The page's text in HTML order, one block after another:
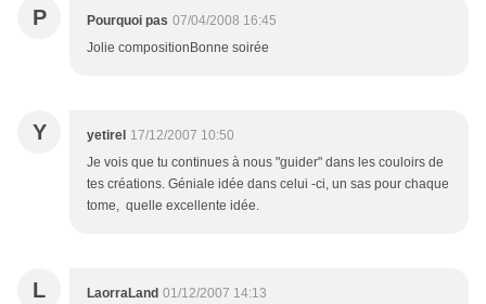
P Pourquoi pas 07/04/2008 16:45
Jolie compositionBonne soirée
Y yetirel 17/12/2007 10:50
Je vois que tu continues à nous "guider" dans les couloirs de
tes créations. Géniale idée dans celui -ci, un sas pour chaque
tome, quelle excellente idée.
L LaorraLand 01/12/2007 14:13